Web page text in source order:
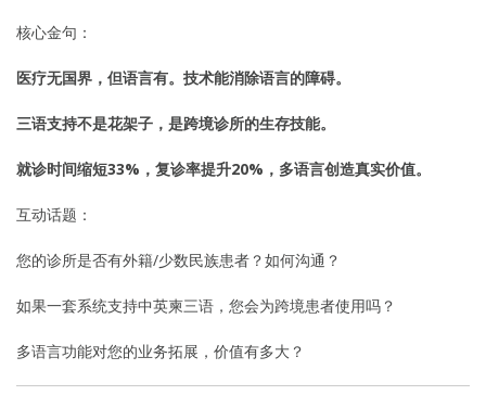
核心金句：
医疗无国界，但语言有。技术能消除语言的障碍。
三语支持不是花架子，是跨境诊所的生存技能。
就诊时间缩短33%，复诊率提升20%，多语言创造真实价值。
互动话题：
您的诊所是否有外籍/少数民族患者？如何沟通？
如果一套系统支持中英柬三语，您会为跨境患者使用吗？
多语言功能对您的业务拓展，价值有多大？